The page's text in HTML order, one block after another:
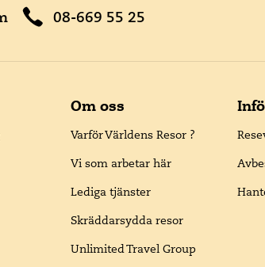
08-669 55 25
Om oss
Varför Världens Resor ?
Vi som arbetar här
Lediga tjänster
Skräddarsydda resor
Unlimited Travel Group